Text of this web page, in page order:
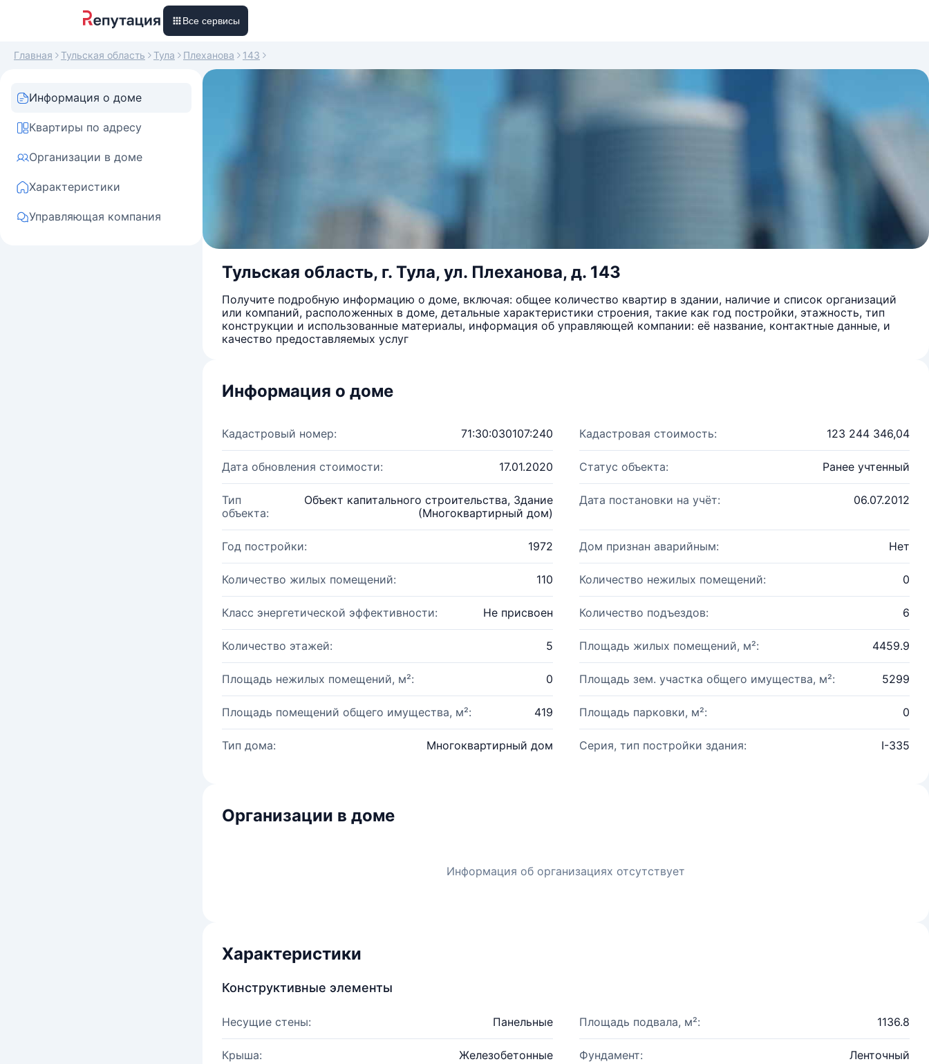
Все сервисы
Главная Тульская область Тула Плеханова 143
Информация о доме
Квартиры по адресу
Организации в доме
Характеристики
Управляющая компания
Тульская область, г. Тула, ул. Плеханова, д. 143
Получите подробную информацию о доме, включая: общее количество квартир в здании, наличие и список организаций
или компаний, расположенных в доме, детальные характеристики строения, такие как год постройки, этажность, тип
конструкции и использованные материалы, информация об управляющей компании: её название, контактные данные, и
качество предоставляемых услуг
Информация о доме
Кадастровый номер: 71:30:030107:240 Кадастровая стоимость: 123 244 346,04
Дата обновления стоимости: 17.01.2020 Статус объекта: Ранее учтенный
Тип
объекта:
Объект капитального строительства, Здание
(Многоквартирный дом)
Дата постановки на учёт: 06.07.2012
Год постройки: 1972 Дом признан аварийным: Нет
Количество жилых помещений: 110 Количество нежилых помещений: 0
Класс энергетической эффективности: Не присвоен Количество подъездов: 6
Количество этажей: 5 Площадь жилых помещений, м²: 4459.9
Площадь нежилых помещений, м²: 0 Площадь зем. участка общего имущества, м²: 5299
Площадь помещений общего имущества, м²: 419 Площадь парковки, м²: 0
Тип дома: Многоквартирный дом Серия, тип постройки здания: I-335
Организации в доме
Информация об организациях отсутствует
Характеристики
Конструктивные элементы
Несущие стены: Панельные Площадь подвала, м²: 1136.8
Крыша: Железобетонные Фундамент: Ленточный